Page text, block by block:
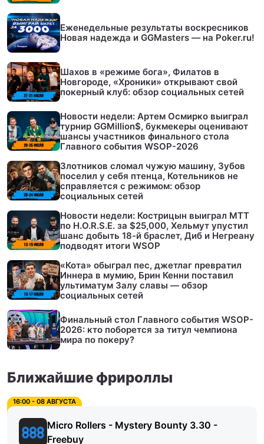
Еженедельные результаты воскресников
Новая надежда и GGMasters — на Poker.ru!
Шахов в «режиме бога», Филатов в
Новгороде, «Хроники» открывают свой
покерный клуб: обзор социальных сетей
Новости недели: Артем Осмирко выиграл
турнир GGMillion$, букмекеры оценивают
шансы участников финального стола
Главного события WSOP-2026
Злотников сломал чужую машину, Зубов
поселил у себя птенца, Котельников не
справляется с режимом: обзор
социальных сетей
Новости недели: Кострицын выиграл МТТ
по H.O.R.S.E. за $25,000, Хельмут упустил
шанс добыть 18-й браслет, Диб и Негреану
подводят итоги WSOP
«Кота» обыграл пес, джетлаг превратил
Иннера в мумию, Брин Кенни поставил
ультиматум Залу славы — обзор
социальных сетей
Финальный стол Главного события WSOP-
2026: кто поборется за титул чемпиона
мира по покеру?
Ближайшие фрироллы
16:00 - 08 АВГУСТА
Micro Rollers - Mystery Bounty 3.30 -
Freebuy